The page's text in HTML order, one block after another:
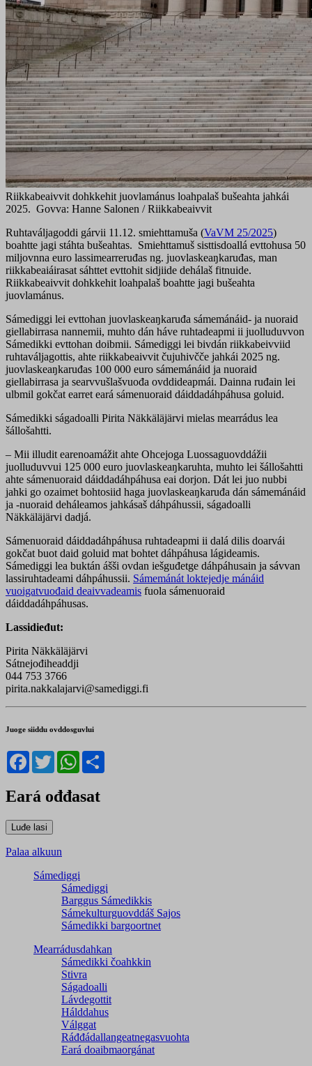
Riikkabeaivvit dohkkehit juovlamánus loahpalaš bušeahta jahkái
2025. Govva: Hanne Salonen / Riikkabeaivvit
Ruhtaváljagoddi gárvii 11.12. smiehttamuša (VaVM 25/2025)
boahtte jagi stáhta bušeahtas. Smiehttamuš sisttisdoallá evttohusa 50
miljovnna euro lassimearreruđas ng. juovlaskeaŋkaruđas, man
riikkabeaiáirasat sáhttet evttohit sidjiide dehálaš fitnuide.
Riikkabeaivvit dohkkehit loahpalaš boahtte jagi bušeahta
juovlamánus.
Sámediggi lei evttohan juovlaskeaŋkaruđa sámemánáid- ja nuoraid
giellabirrasa nannemii, muhto dán háve ruhtadeapmi ii juolluduvvon
Sámedikki evttohan doibmii. Sámediggi lei bivdán riikkabeivviid
ruhtaváljagottis, ahte riikkabeaivvit čujuhivčče jahkái 2025 ng.
juovlaskeaŋkaruđas 100 000 euro sámemánáid ja nuoraid
giellabirrasa ja searvvušlašvuođa ovddideapmái. Dainna ruđain lei
ulbmil gokčat earret eará sámenuoraid dáiddadáhpáhusa goluid.
Sámedikki ságadoalli Pirita Näkkäläjärvi mielas mearrádus lea
šállošahtti.
– Mii illudit earenoamážit ahte Ohcejoga Luossaguovddážii
juolluduvvui 125 000 euro juovlaskeaŋkaruhta, muhto lei šállošahtti
ahte sámenuoraid dáiddadáhpáhusa eai dorjon. Dát lei juo nubbi
jahki go ozaimet bohtosiid haga juovlaskeaŋkaruđa dán sámemánáid
ja -nuoraid deháleamos jahkásaš dáhpáhussii, ságadoalli
Näkkäläjärvi dadjá.
Sámenuoraid dáiddadáhpáhusa ruhtadeapmi ii dalá dilis doarvái
gokčat buot daid goluid mat bohtet dáhpáhusa lágideamis.
Sámediggi lea buktán ášši ovdan iešguđetge dáhpáhusain ja sávvan
lassiruhtadeami dáhpáhussii. Sámemánát loktejedje mánáid
vuoigatvuođaid deaivvadeamis fuola sámenuoraid
dáiddadáhpáhusas.
Lassidieđut:
Pirita Näkkäläjärvi
Sátnejođiheaddji
044 753 3766
pirita.nakkalajarvi@samediggi.fi
Juoge siiddu ovddosguvlui
Facebook
TwitterWhatsApp
Eará ođđasat
Palaa alkuun
Sámediggi
Sámediggi
Barggus Sámedikkis
Sámekulturguovddáš Sajos
Sámedikki bargoortnet
Mearrádusdahkan
Sámedikki čoahkkin
Stivra
Ságadoalli
Lávdegottit
Hálddahus
Válggat
Ráđđádallangeatnegas­vuohta
Eará doaibmaorgánat